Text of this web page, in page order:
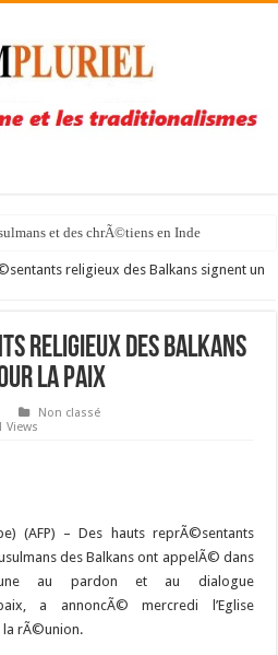
et des chrÃ©tiens en Inde
religieux des Balkans signent un
religieux des Balkans
la paix
Non classé
Views
(AFP) –Des hauts reprÃ©sentants
des Balkans ont appelÃ© dans
au pardon et au dialogue
a annoncÃ© mercredi l’Eglise
rÃ©union.